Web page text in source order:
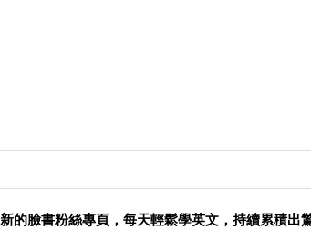
的臉書粉絲專頁，每天輕鬆學英文，持續累積出